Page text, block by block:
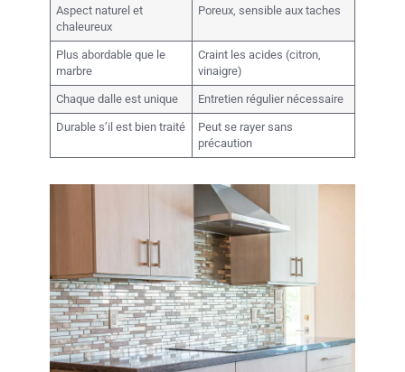
Aspect naturel et
chaleureux
Poreux, sensible aux taches
Plus abordable que le
marbre
Craint les acides (citron,
vinaigre)
Chaque dalle est unique Entretien régulier nécessaire
Durable s’il est bien traité
Peut se rayer sans
précaution